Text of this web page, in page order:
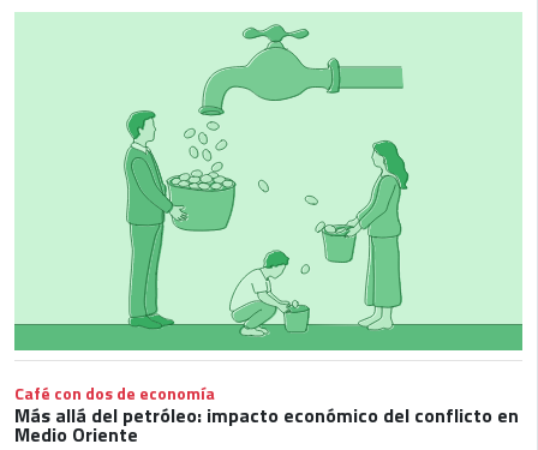
Café con dos de economía
Más allá del petróleo: impacto económico del conflicto en
Medio Oriente